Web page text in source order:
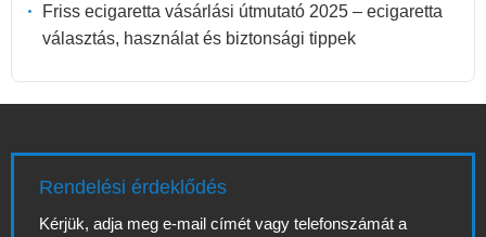
Friss ecigaretta vásárlási útmutató 2025 – ecigaretta
választás, használat és biztonsági tippek
Rendelési érdeklődés
Kérjük, adja meg e-mail címét vagy telefonszámát a